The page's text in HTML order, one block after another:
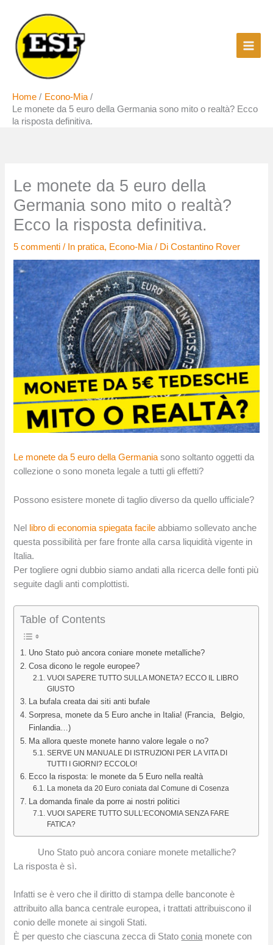
contenuto
Home
Econo-Mia
Le monete da 5 euro della Germania sono mito o realtà? Ecco
la risposta definitiva.
Le monete da 5 euro della
Germania sono mito o realtà?
Ecco la risposta definitiva.
5 commenti / In pratica, Econo-Mia/ DiCostantino Rover
Le monete da 5 euro della Germaniasono soltanto oggetti da
collezione o sono moneta legale a tutti gli effetti?
Possono esistere monete di taglio diverso da quello ufficiale?
Nel libro di economia spiegata facile abbiamo sollevato anche
questa possibilità per fare fronte alla carsa liquidità vigente in
Italia.
Per togliere ogni dubbio siamo andati alla ricerca delle fonti più
seguite dagli anti complottisti.
Table of Contents
Uno Stato può ancora coniare monete metalliche?
Cosa dicono le regole europee?
VUOI SAPERE TUTTO SULLA MONETA? ECCO IL LIBRO
GIUSTO
La bufala creata dai siti anti bufale
Sorpresa, monete da 5 Euro anche in Italia! (Francia, Belgio,
Finlandia…)
Ma allora queste monete hanno valore legale o no?
SERVE UN MANUALE DI ISTRUZIONI PER LA VITA DI
TUTTI I GIORNI? ECCOLO!
Ecco la risposta: le monete da 5 Euro nella realtà
La moneta da 20 Euro coniata dal Comune di Cosenza
La domanda finale da porre ai nostri politici
VUOI SAPERE TUTTO SULL’ECONOMIA SENZA FARE
FATICA?
Uno Stato può ancora coniare monete metalliche?
La risposta è sì.
Infatti se è vero che il diritto di stampa delle banconote è
attribuito alla banca centrale europea, i trattati attribuiscono il
conio delle monete ai singoli Stati.
È per questo che ciascuna zecca di Statoconiamonete con